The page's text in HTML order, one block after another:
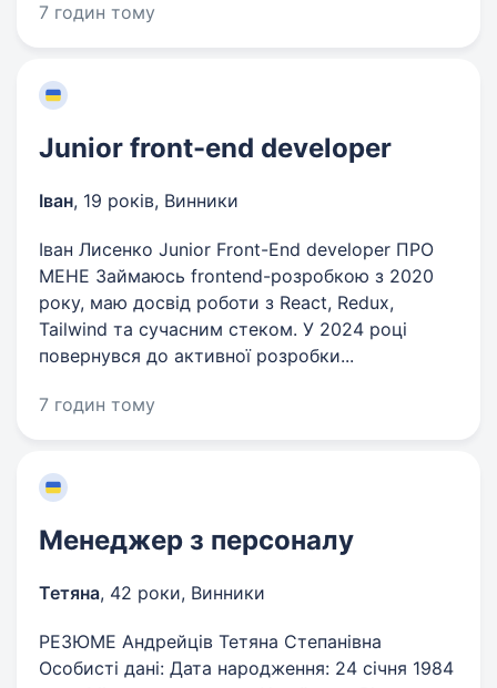
7 годин тому
Junior front-end developer
Іван, 19 років, Винники
Іван Лисенко Junior Front-End developer ПРО
МЕНЕ Займаюсь frontend-розробкою з 2020
року, маю досвід роботи з React, Redux,
Tailwind та сучасним стеком. У 2024 році
повернувся до активної розробки...
7 годин тому
Менеджер з персоналу
Тетяна, 42 роки, Винники
РЕЗЮМЕ Андрейців Тетяна Степанівна
Особисті дані: Дата народження: 24 січня 1984